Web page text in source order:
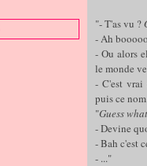
"- T'as vu ?
- Ah
- Ou alors
le monde
- C'est vrai
puis ce
"Guess what
- Devine
- Bah c'est
- ..."